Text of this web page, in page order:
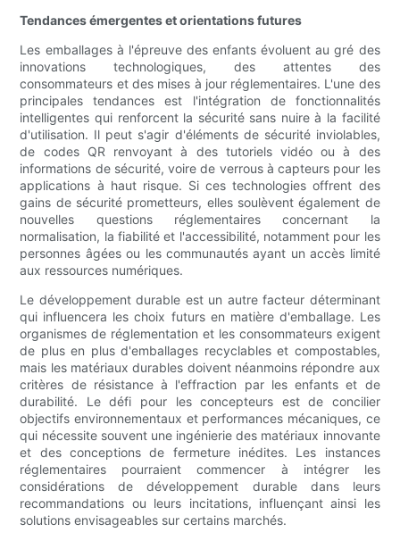
Tendances émergentes et orientations futures
Les emballages à l'épreuve des enfants évoluent au gré des
innovations technologiques, des attentes des
consommateurs et des mises à jour réglementaires. L'une des
principales tendances est l'intégration de fonctionnalités
intelligentes qui renforcent la sécurité sans nuire à la facilité
d'utilisation. Il peut s'agir d'éléments de sécurité inviolables,
de codes QR renvoyant à des tutoriels vidéo ou à des
informations de sécurité, voire de verrous à capteurs pour les
applications à haut risque. Si ces technologies offrent des
gains de sécurité prometteurs, elles soulèvent également de
nouvelles questions réglementaires concernant la
normalisation, la fiabilité et l'accessibilité, notamment pour les
personnes âgées ou les communautés ayant un accès limité
aux ressources numériques.
Le développement durable est un autre facteur déterminant
qui influencera les choix futurs en matière d'emballage. Les
organismes de réglementation et les consommateurs exigent
de plus en plus d'emballages recyclables et compostables,
mais les matériaux durables doivent néanmoins répondre aux
critères de résistance à l'effraction par les enfants et de
durabilité. Le défi pour les concepteurs est de concilier
objectifs environnementaux et performances mécaniques, ce
qui nécessite souvent une ingénierie des matériaux innovante
et des conceptions de fermeture inédites. Les instances
réglementaires pourraient commencer à intégrer les
considérations de développement durable dans leurs
recommandations ou leurs incitations, influençant ainsi les
solutions envisageables sur certains marchés.